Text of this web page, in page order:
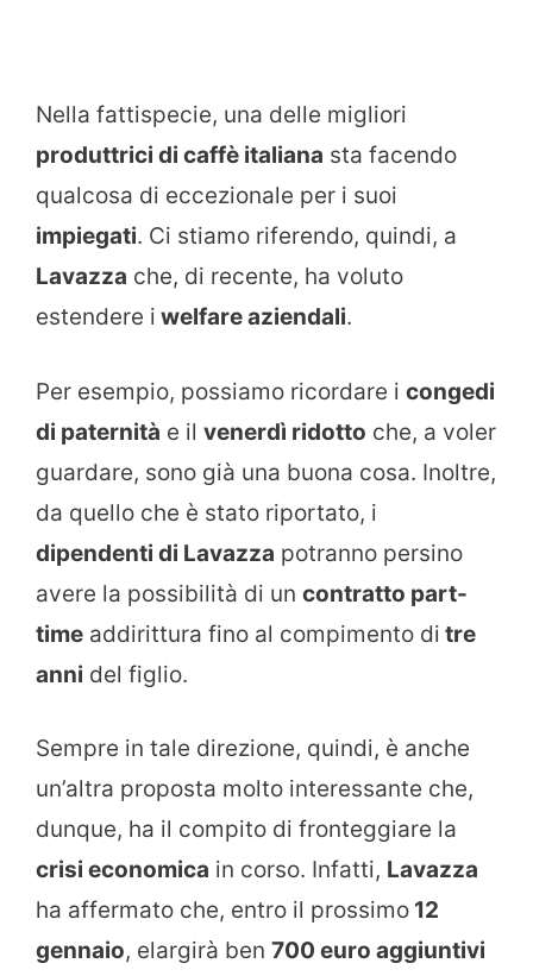
Nella fattispecie, una delle migliori
produttrici di caffè italiana sta facendo
qualcosa di eccezionale per i suoi
impiegati. Ci stiamo riferendo, quindi, a
Lavazza che, di recente, ha voluto
estendere i welfare aziendali.
Per esempio, possiamo ricordare i congedi
di paternità e il venerdì ridotto che, a voler
guardare, sono già una buona cosa. Inoltre,
da quello che è stato riportato, i
dipendenti di Lavazza potranno persino
avere la possibilità di un contratto part-
time addirittura fino al compimento di tre
anni del figlio.
Sempre in tale direzione, quindi, è anche
un’altra proposta molto interessante che,
dunque, ha il compito di fronteggiare la
crisi economica in corso. Infatti, Lavazza
ha affermato che, entro il prossimo 12
gennaio, elargirà ben 700 euro aggiuntivi